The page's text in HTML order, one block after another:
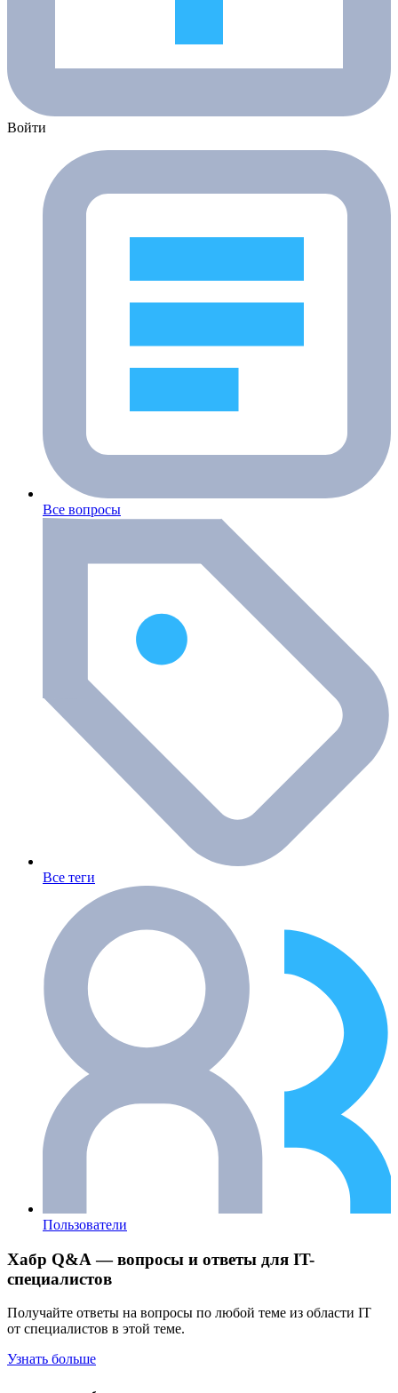
Войти
Все вопросы
Все теги
Пользователи
Хабр Q&A — вопросы и ответы для IT-
специалистов
Получайте ответы на вопросы по любой теме из области IT
от специалистов в этой теме.
Узнать больше